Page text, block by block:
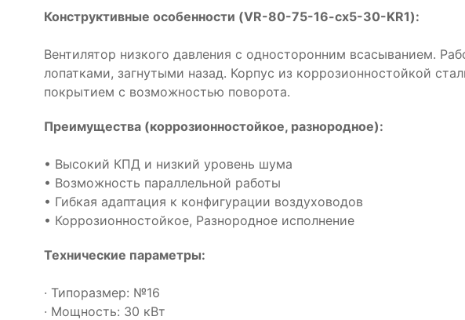
Конструктивные особенности (VR-80-75-16-cx5-30-KR1):
Вентилятор низкого давления с односторонним всасыванием.
лопатками, загнутыми назад. Корпус из коррозионностойкой
покрытием с возможностью поворота.
Преимущества (коррозионностойкое, разнородное):
• Высокий КПД и низкий уровень шума
• Возможность параллельной работы
• Гибкая адаптация к конфигурации воздуховодов
• Коррозионностойкое, Разнородное исполнение
Технические параметры:
· Типоразмер: №16
· Мощность: 30 кВт